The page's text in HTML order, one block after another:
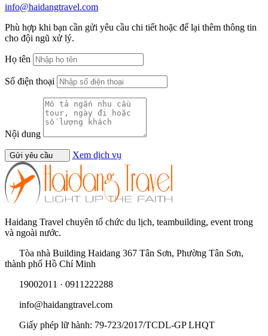
info@haidangtravel.com
Phù hợp khi bạn cần gửi yêu cầu chi tiết hoặc để lại thêm thông tin
cho đội ngũ xử lý.
Họ tên
Số điện thoại
Nội dung
Gửi yêu cầu Xem dịch vụ
Haidang Travel chuyên tổ chức du lịch, teambuilding, event trong
và ngoài nước.
Tòa nhà Building Haidang 367 Tân Sơn, Phường Tân Sơn,
thành phố Hồ Chí Minh
19002011 · 0911222288
info@haidangtravel.com
Giấy phép lữ hành: 79-723/2017/TCDL-GP LHQT